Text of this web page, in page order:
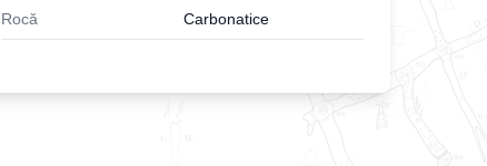
Rocă Carbonatice